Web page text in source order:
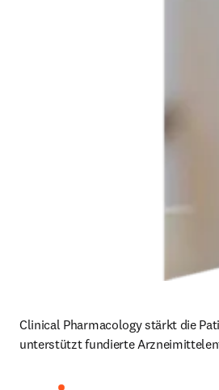
Clinical Pharmacology stärkt die
unterstützt fundierte